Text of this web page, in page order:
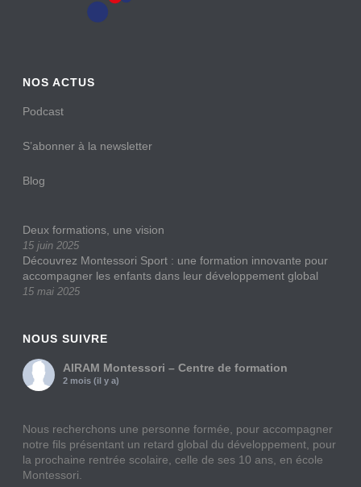
NOS ACTUS
Podcast
S’abonner à la newsletter
Blog
Deux formations, une vision
15 juin 2025
Découvrez Montessori Sport : une formation innovante pour
accompagner les enfants dans leur développement global
15 mai 2025
NOUS SUIVRE
AIRAM Montessori – Centre de formation
2 mois (il y a)
Nous recherchons une personne formée, pour accompagner
notre fils présentant un retard global du développement, pour
la prochaine rentrée scolaire, celle de ses 10 ans, en école
Montessori.